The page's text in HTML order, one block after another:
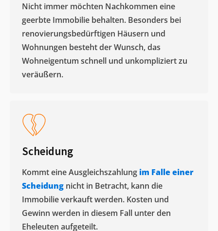
Nicht immer möchten Nachkommen eine
geerbte Immobilie behalten. Besonders bei
renovierungsbedürftigen Häusern und
Wohnungen besteht der Wunsch, das
Wohneigentum schnell und unkompliziert zu
veräußern. ​
Scheidung
Kommt eine Ausgleichszahlung im Falle einer
Scheidung nicht in Betracht, kann die
Immobilie verkauft werden. Kosten und
Gewinn werden in diesem Fall unter den
Eheleuten aufgeteilt.​